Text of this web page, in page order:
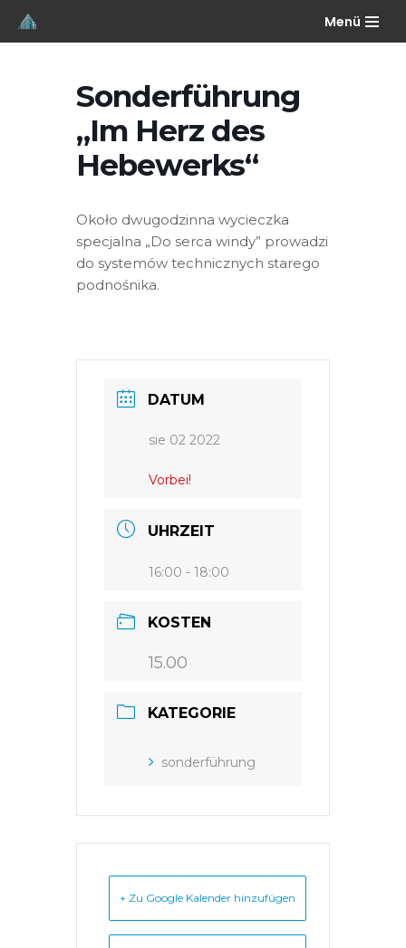
Przejdź
Menü
Sonderführung
„Im Herz des
Hebewerks“
Około dwugodzinna wycieczka
specjalna „Do serca windy” prowadzi
do systemów technicznych starego
podnośnika.
DATUM
sie 02 2022
Vorbei!
UHRZEIT
16:00 - 18:00
KOSTEN
15.00
KATEGORIE
sonderführung
+ Zu Google Kalender hinzufügen